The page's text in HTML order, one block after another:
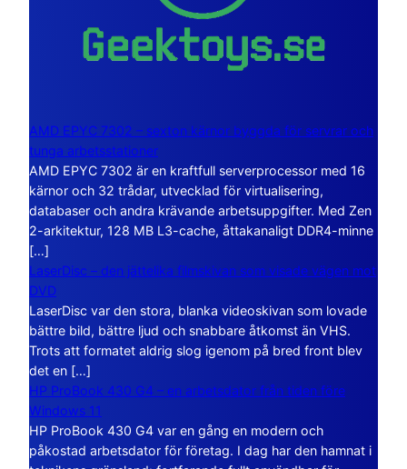
AMD EPYC 7302 – sexton kärnor byggda för servrar och
tunga arbetsstationer
AMD EPYC 7302 är en kraftfull serverprocessor med 16
kärnor och 32 trådar, utvecklad för virtualisering,
databaser och andra krävande arbetsuppgifter. Med Zen
2-arkitektur, 128 MB L3-cache, åttakanaligt DDR4-minne
[…]
LaserDisc – den jättelika filmskivan som visade vägen mot
DVD
LaserDisc var den stora, blanka videoskivan som lovade
bättre bild, bättre ljud och snabbare åtkomst än VHS.
Trots att formatet aldrig slog igenom på bred front blev
det en […]
HP ProBook 430 G4 – en arbetsdator från tiden före
Windows 11
HP ProBook 430 G4 var en gång en modern och
påkostad arbetsdator för företag. I dag har den hamnat i